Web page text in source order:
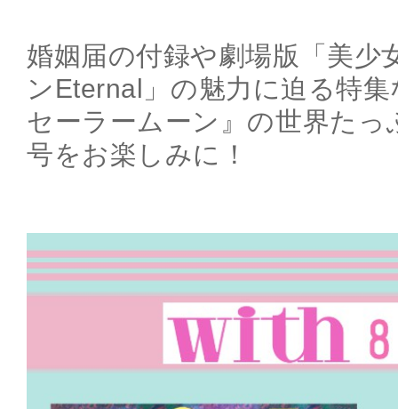
婚姻届の付録や劇場版「美少
ンEternal」の魅力に迫る特
セーラームーン』の世界たっ
号をお楽しみに！